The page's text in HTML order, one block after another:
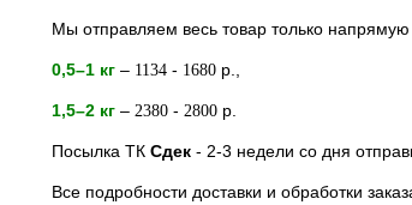
Мы отправляем весь товар только
0,5–1 кг – 1134 - 1680 р.,
1,5–2 кг – 2380 - 2800 р.
Посылка ТК Сдек - 2-3 недели со дня
Все подробности доставки и обработки